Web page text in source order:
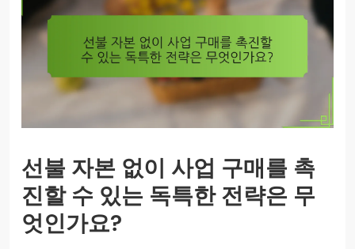
선불 자본 없이 사업 구매를 촉
진할 수 있는 독특한 전략은 무
엇인가요?